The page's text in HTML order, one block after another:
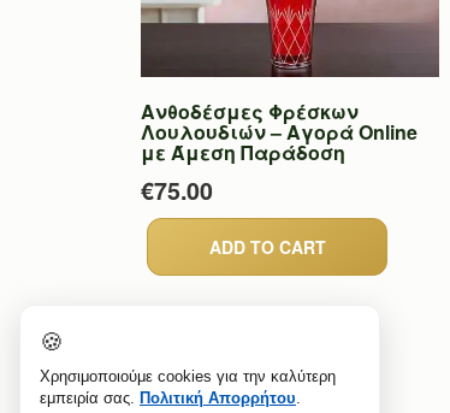
Ανθοδέσμες Φρέσκων
Λουλουδιών – Αγορά Online
με Άμεση Παράδοση
€75.00
🍪
Χρησιμοποιούμε cookies για την καλύτερη
εμπειρία σας. Πολιτική Απορρήτου.